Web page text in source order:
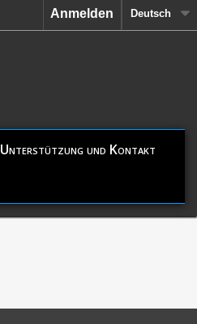
Deutsch
Anmelden
Unterstützung und Kontakt